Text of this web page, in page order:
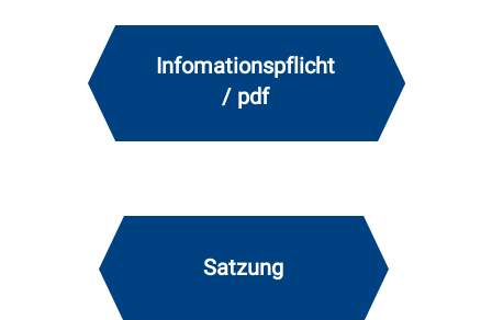
Infomationspflicht
/ pdf
Satzung